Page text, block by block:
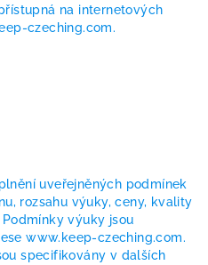
na internetových
czeching.com.
uveřejněných podmínek
rozsahu výuky, ceny, kvality
výuky jsou
www.keep-czeching.com.
specifikovány v dalších